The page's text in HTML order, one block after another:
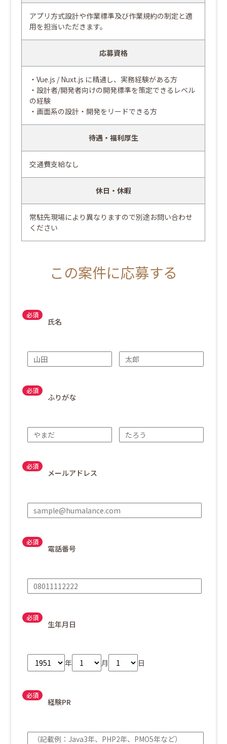
アプリ方式設計や作業標準及び作業規約の制定と適
用を担当いただきます。
応募資格
・Vue.js / Nuxt.js に精通し、実務経験がある方
・設計者/開発者向けの開発標準を策定できるレベル
の経験
・画面系の設計・開発をリードできる方
待遇・福利厚生
交通費支給なし
休日・休暇
常駐先現場により異なりますので別途お問い合わせ
ください
この案件に応募する
氏名
ふりがな
メールアドレス
電話番号
生年月日
年 月 日
経験PR